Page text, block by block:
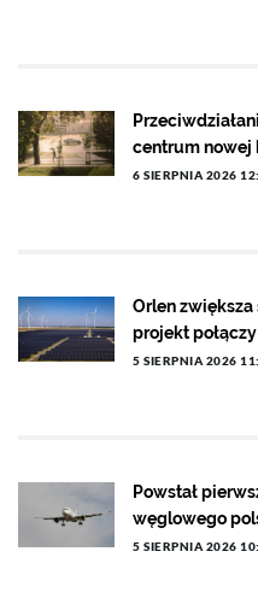
centrum nowej
6 SIERPNIA 2026
Orlen
projekt
5 SIERPNIA 2026
Powstał
węglowego
5 SIERPNIA 2026